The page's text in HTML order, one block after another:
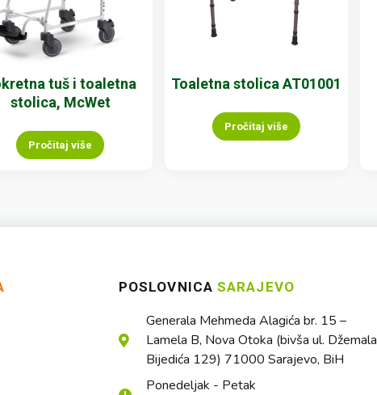
tuš i toaletna
stolica, McWet
Pročitaj više
Toaletna stolica AT01001
Pročitaj više
POSLOVNICASARAJEVO
Generala Mehmeda Alagića br. 15 –
Lamela B, Nova Otoka (bivša ul. Džemala
Bijedića 129) 71000 Sarajevo, BiH
Ponedeljak - Petak